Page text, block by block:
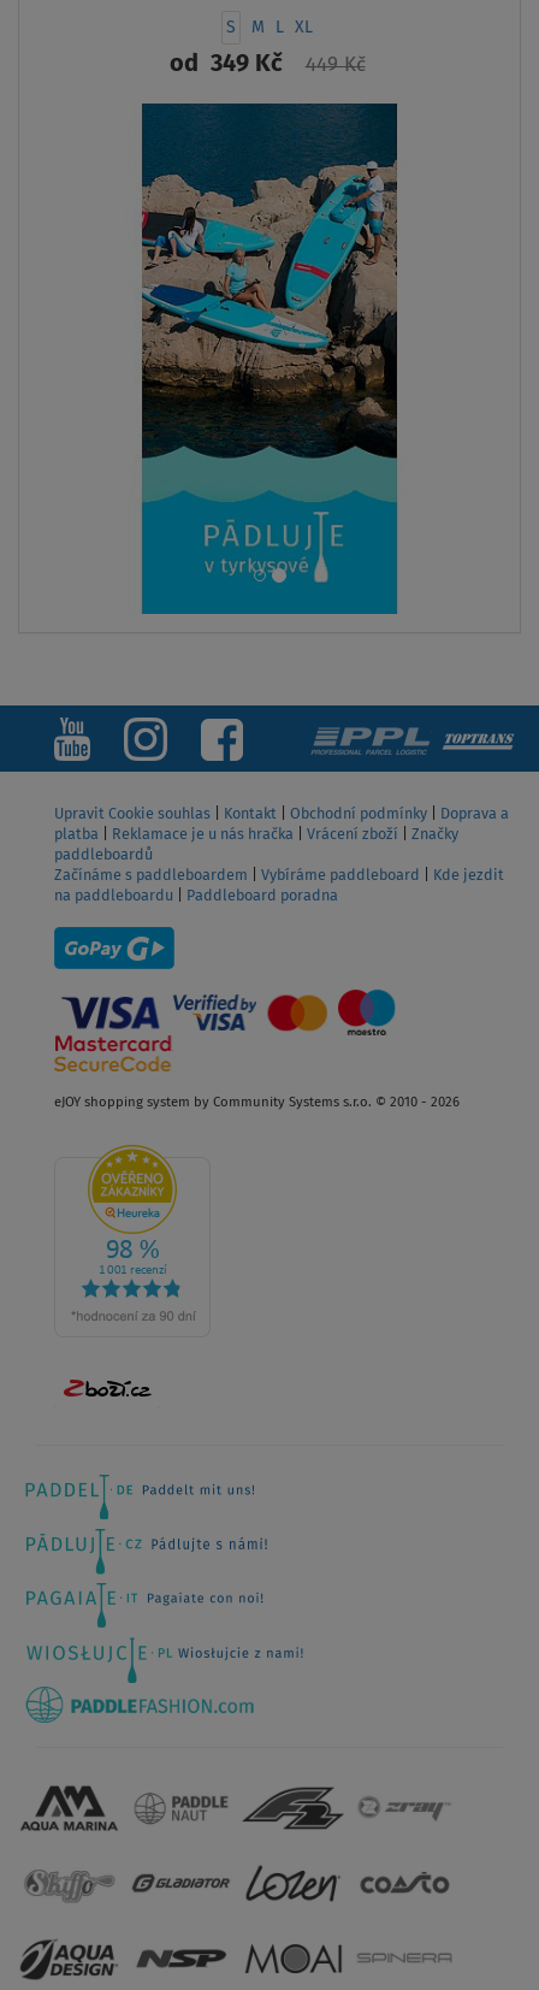
S M L XL
od349 Kč 449 Kč
Upravit Cookie souhlas Kontakt Obchodní podmínky
Doprava a
platba
Reklamace je u nás hračka Vrácení zboží
Značky
paddleboardů
Začínáme s paddleboardem
Vybíráme paddleboard
Kde jezdit
na paddleboardu
Paddleboard poradna
eJOY shopping system by Community Systems s.r.o. © 2010 - 2026